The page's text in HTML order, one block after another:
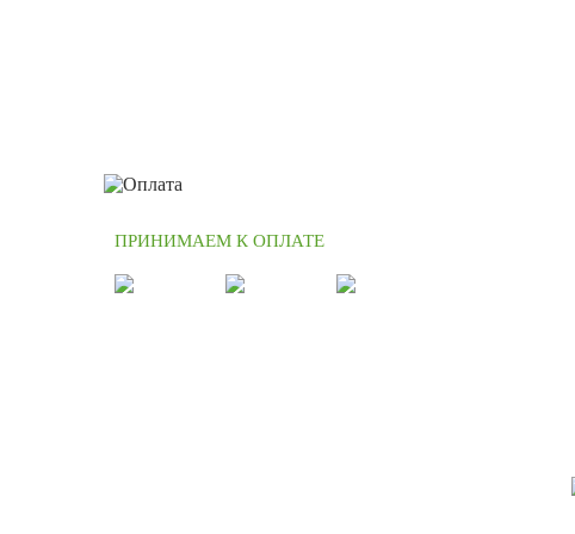
ПРИНИМАЕМ К ОПЛАТЕ